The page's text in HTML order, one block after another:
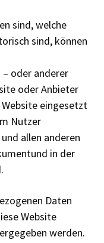
sind, welche
sind, können
– oder anderer
oder Anbieter
eingesetzt
Nutzer
allen anderen
in der
Daten
Website
werden.